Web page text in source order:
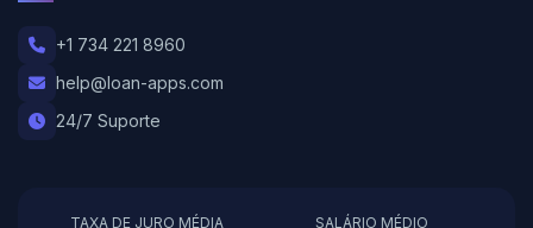
+1 734 221 8960
help@loan-apps.com
24/7 Suporte
TAXA DE JURO MÉDIA SALÁRIO MÉDIO